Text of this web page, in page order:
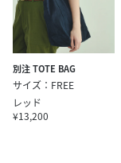
別注 TOTE BAG
サイズ：FREE
レッド
¥13,200